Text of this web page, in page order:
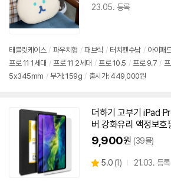
23.05. 등록
태블릿케이스 / 파우치형 / 패브릭 / 터치펜수납 / 아이패
프로11 1세대 / 프로11 2세대 / 프로10.5 / 프로9.7 /
5x345mm / 무게: 159g / 출시가: 449,000원
더하기 고부기 iPad
버 강화유리 액정보호
9,900원 (39몰)
별
5.0 (상
1) 21.03. 등록